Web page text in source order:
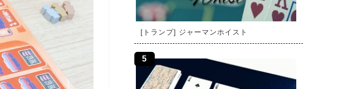
[トランプ] ジャーマンホイスト